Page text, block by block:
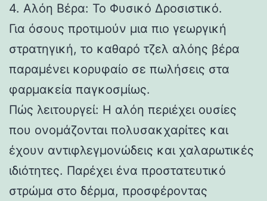
4. Αλόη Βέρα: Το Φυσικό Δροσιστικό.
Για όσους προτιμούν μια πιο γεωργική
στρατηγική, το καθαρό τζελ αλόης βέρα
παραμένει κορυφαίο σε πωλήσεις στα
φαρμακεία παγκοσμίως.
Πώς λειτουργεί: Η αλόη περιέχει ουσίες
που ονομάζονται πολυσακχαρίτες και
έχουν αντιφλεγμονώδεις και χαλαρωτικές
ιδιότητες. Παρέχει ένα προστατευτικό
στρώμα στο δέρμα, προσφέροντας